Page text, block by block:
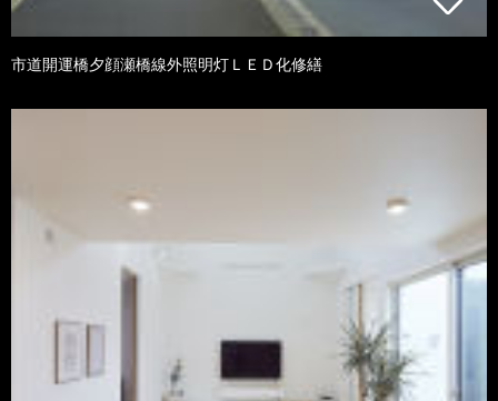
市道開運橋夕顔瀬橋線外照明灯ＬＥＤ化修繕